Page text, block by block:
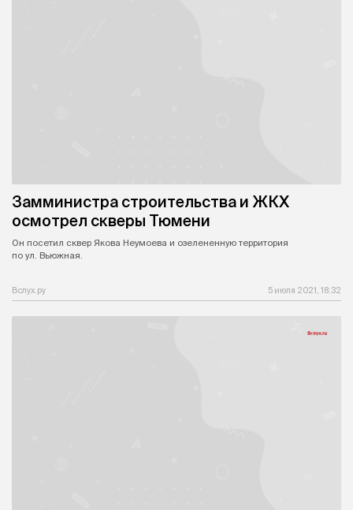
Замминистра строительства и ЖКХ
осмотрел скверы Тюмени
Он посетил сквер Якова Неумоева и озелененную территория
по ул. Вьюжная.
Вслух.ру 5 июля 2021, 18:32